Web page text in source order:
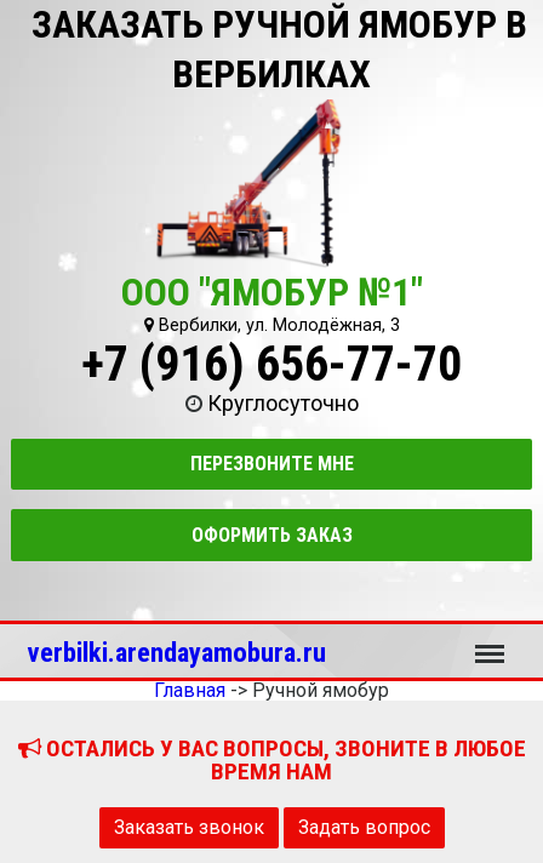
ЗАКАЗАТЬ РУЧНОЙ ЯМОБУР В
ВЕРБИЛКАХ
ООО "ЯМОБУР №1"
Вербилки, ул. Молодёжная, 3
+7 (916) 656-77-70
Круглосуточно
ПЕРЕЗВОНИТЕ МНЕ
ОФОРМИТЬ ЗАКАЗ
verbilki.arendayamobura.ru Меню
Главная -> Ручной ямобур
ОСТАЛИСЬ У ВАС ВОПРОСЫ, ЗВОНИТЕ В ЛЮБОЕ
ВРЕМЯ НАМ
Заказать звонок Задать вопрос